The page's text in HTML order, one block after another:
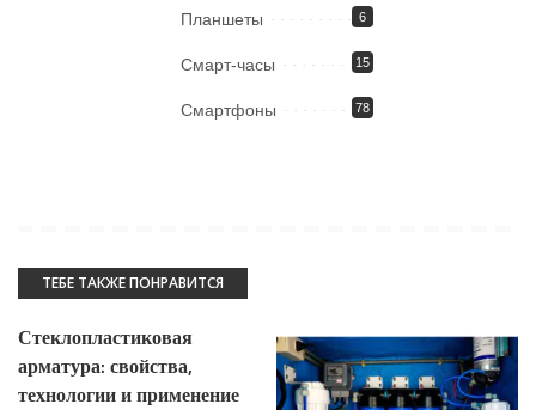
Планшеты 6
Смарт-часы 15
Смартфоны 78
ТЕБЕ ТАКЖЕ ПОНРАВИТСЯ
Стеклопластиковая
арматура: свойства,
технологии и применение